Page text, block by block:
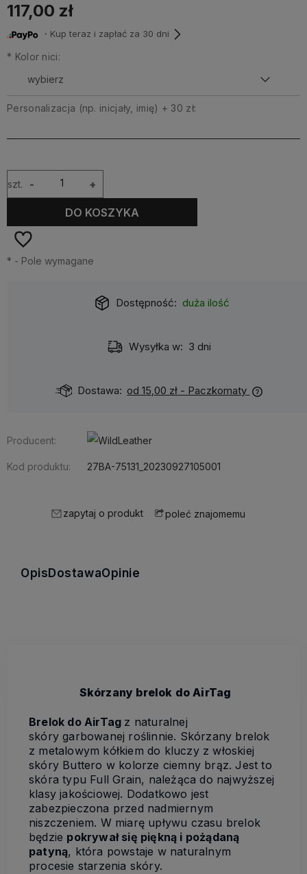
117,00 zł
・Kup teraz i zapłać za 30 dni
* Kolor nici:
Personalizacja (np. inicjały, imię) + 30 zł:
szt. +
-
DO KOSZYKA
* - Pole wymagane
Dostępność: duża ilość
Wysyłka w: 3 dni
Dostawa: od 15,00 zł - Paczkomaty
Producent:
Kod produktu: 27BA-75131_20230927105001
zapytaj o produkt poleć znajomemu
Opis DostawaOpinie
Skórzany brelok do AirTag
Brelok do AirTag z naturalnej
skóry garbowanej roślinnie. Skórzany brelok
z metalowym kółkiem do kluczy z włoskiej
skóry Buttero w kolorze ciemny brąz.Jest to
skóra typu Full Grain, należąca do najwyższej
klasy jakościowej. Dodatkowo jest
zabezpieczona przed nadmiernym
niszczeniem. W miarę upływu czasu brelok
będzie pokrywał się piękną i pożądaną
patyną, która powstaje w naturalnym
procesie starzenia skóry.